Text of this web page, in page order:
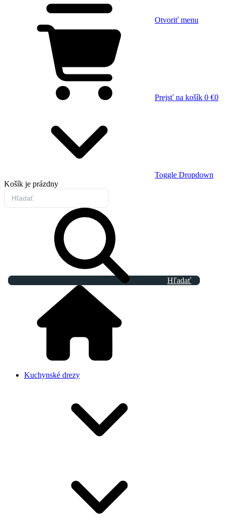
Otvoriť menu
Prejsť na košík 0 €0
Toggle Dropdown
Košík je prázdny
Hľadať
Kuchynské drezy